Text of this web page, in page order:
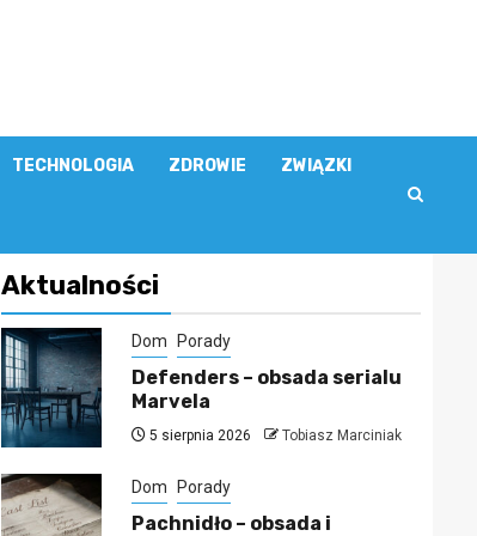
TECHNOLOGIA ZDROWIE ZWIĄZKI
Aktualności
Dom Porady
Defenders – obsada serialu
Marvela
5 sierpnia 2026 Tobiasz Marciniak
Dom Porady
Pachnidło – obsada i